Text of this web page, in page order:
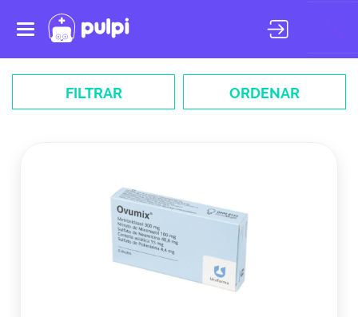
Toggle
navigation
FILTRAR ORDENAR